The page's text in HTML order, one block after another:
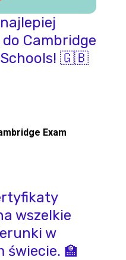
Cambridge
Schools! 🇬🇧
Exam
wszelkie
w
świecie. 🏫